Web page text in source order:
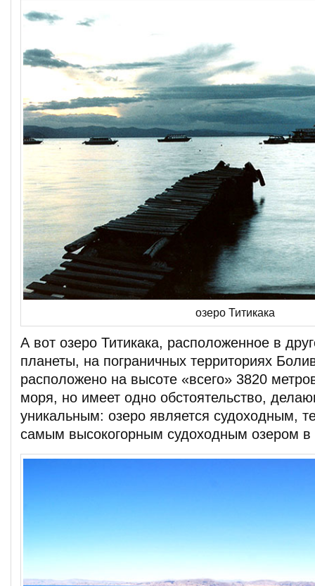
озеро Титикака
А вот озеро Титикака, расположенное в
планеты, на пограничных территориях
расположено на высоте «всего» 3820
моря, но имеет одно обстоятельство,
уникальным: озеро является судоходным,
самым высокогорным судоходным озером